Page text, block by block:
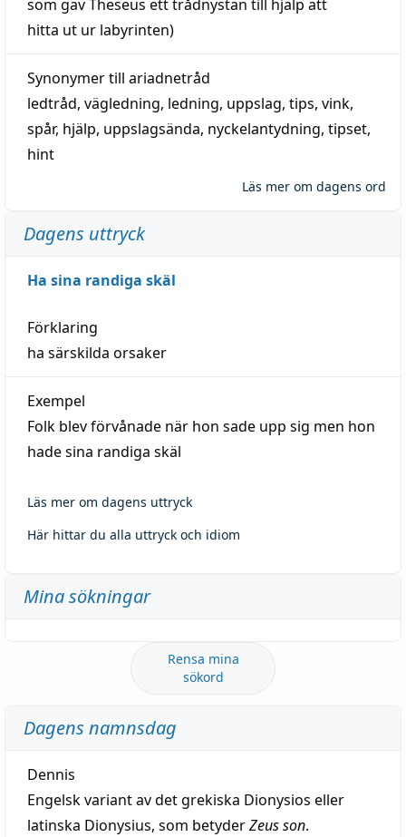
som gav Theseus ett trådnystan till hjälp att
hitta ut ur labyrinten)
Synonymer till ariadnetråd
ledtråd, vägledning, ledning, uppslag, tips, vink,
spår, hjälp, uppslagsända, nyckelantydning, tipset,
hint
Läs mer om dagens ord
Dagens uttryck
Ha sina randiga skäl
Förklaring
ha särskilda orsaker
Exempel
Folk blev förvånade när hon sade upp sig men hon
hade sina randiga skäl
Läs mer om dagens uttryck
Här hittar du alla uttryck och idiom
Mina sökningar
Rensa mina
sökord
Dagens namnsdag
Dennis
Engelsk variant av det grekiska Dionysios eller
latinska Dionysius, som betyderZeus son.